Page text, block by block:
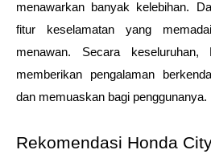
menawarkan banyak kelebihan.
fitur keselamatan yang
menawan. Secara
memberikan pengalaman
dan memuaskan bagi penggunanya.
Rekomendasi Honda